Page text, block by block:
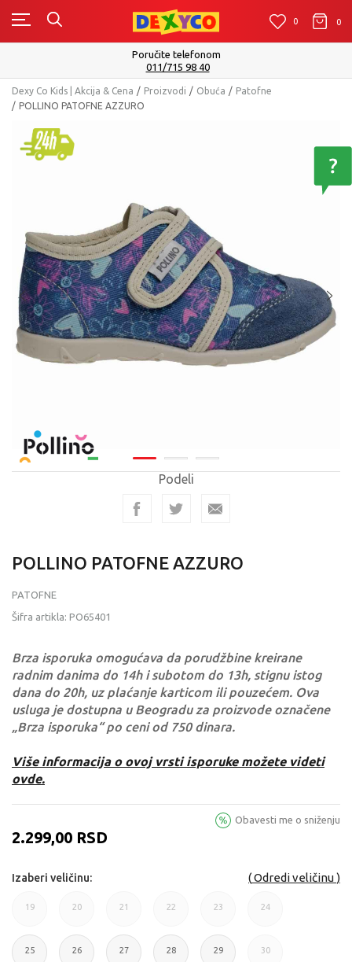
0 0 0
Poručite telefonom
011/715 98 40
Dexy Co Kids | Akcija & Cena Proizvodi Obuća
Patofne
POLLINO PATOFNE AZZURO
Podeli
POLLINO PATOFNE AZZURO
PATOFNE
Šifra artikla: PO65401
Brza isporuka omogućava da porudžbine kreirane
radnim danima do 14h i subotom do 13h, stignu istog
dana do 20h, uz plaćanje karticom ili pouzećem. Ova
usluga je dostupna u Beogradu za proizvode označene
„Brza isporuka“ po ceni od 750 dinara.
Više informacija o ovoj vrsti isporuke možete videti
ovde.
2.299,00 RSD
Obavesti me o sniženju
Odredi veličinu
Izaberi veličinu:
19
19
20
20
21
21
22
22
23
23
24
25
26 27 28 29 30